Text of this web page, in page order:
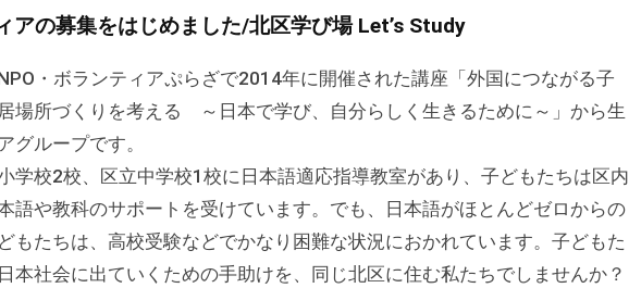
アの募集をはじめました/北区学び場 Let’s Study
・ボランティアぷらざで2014年に開催された講座「外国につながる子
場所づくりを考える ～日本で学び、自分らしく生きるために～」から生
グループです。
学校2校、区立中学校1校に日本語適応指導教室があり、子どもたちは区内
語や教科のサポートを受けています。でも、日本語がほとんどゼロからの
もたちは、高校受験などでかなり困難な状況におかれています。子どもた
本社会に出ていくための手助けを、同じ北区に住む私たちでしませんか？